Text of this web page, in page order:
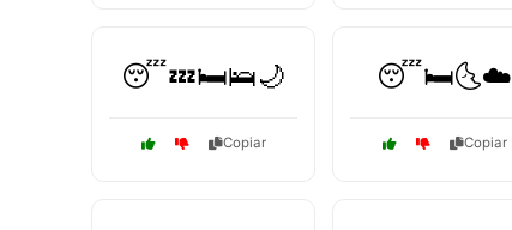
😴💤🛏️🛌🌙
Copiar
😴🛏️🌜☁️
Copiar